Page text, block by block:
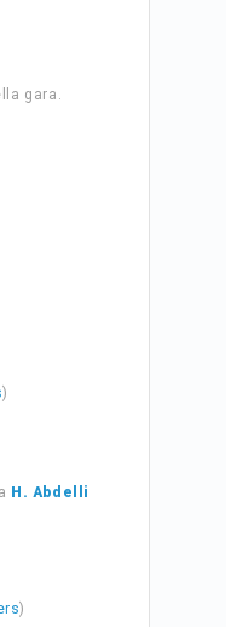
gara.
)
H. Abdelli
)